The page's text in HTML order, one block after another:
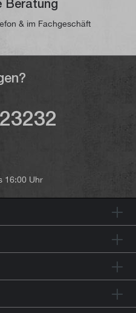
Beratung
& im Fachgeschäft
16:00 Uhr